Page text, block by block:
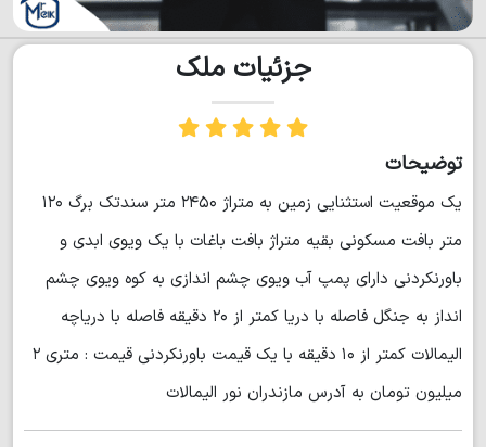
جزئیات ملک
توضیحات
یک موقعیت استثنایی زمین به متراژ ۲۴۵۰ متر سندتک برگ ۱۲۰
متر بافت مسکونی بقیه متراژ بافت باغات با یک ویوی ابدی و
باورنکردنی دارای پمپ آب ویوی چشم اندازی به کوه ویوی چشم
انداز به جنگل فاصله با دریا کمتر از ۲۰ دقیقه فاصله با دریاچه
الیمالات کمتر از ۱۰ دقیقه با یک قیمت باورنکردنی قیمت : متری ۲
میلیون تومان به آدرس مازندران نور الیمالات